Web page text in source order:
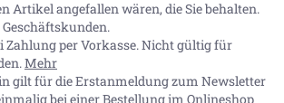
Artikel angefallen wären, die Sie behalten.
Zahlung per Vorkasse. Nicht gültig für
Mehr
gilt für die Erstanmeldung zum Newsletter
bei einer Bestellung im Onlineshop